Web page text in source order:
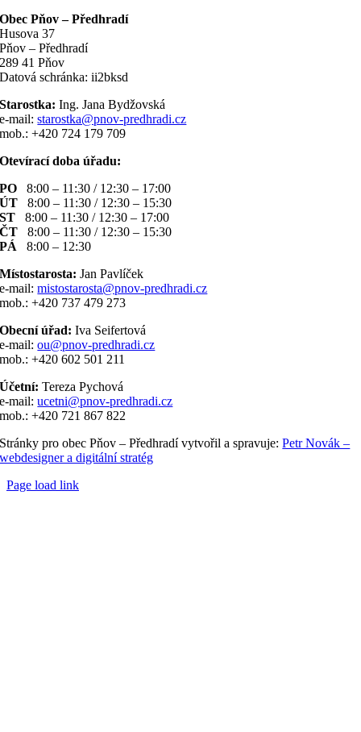
Obec Pňov – Předhradí
Husova 37
Pňov – Předhradí
289 41 Pňov
Datová schránka: ii2bksd
Starostka: Ing. Jana Bydžovská
e-mail:starostka@pnov-predhradi.cz
mob.: +420 724 179 709
Otevírací doba úřadu:
PO
8:00 – 11:30 / 12:30 – 17:00
ÚT
8:00 – 11:30 / 12:30 – 15:30
ST
8:00 – 11:30 / 12:30 – 17:00
ČT
8:00 – 11:30 / 12:30 – 15:30
PÁ
8:00 – 12:30
Místostarosta: Jan Pavlíček
e-mail:mistostarosta@pnov-predhradi.cz
mob.: +420 737 479 273
Obecní úřad: Iva Seifertová
e-mail:ou@pnov-predhradi.cz
mob.: +420 602 501 211
Účetní: Tereza Pychová
e-mail:ucetni@pnov-predhradi.cz
mob.: +420 721 867 822
Stránky pro obec Pňov – Předhradí vytvořil a spravuje:Petr Novák –
webdesigner a digitální stratég
Page load link